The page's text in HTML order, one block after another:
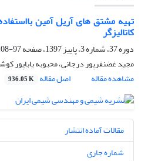
تهیه مشتق های آریل آمین
کاتالیزگر
دوره 37، شماره 3، پاییز 1397، صفحه
97-108
مجید غضنفرپور درجانی، محبوبه باباپور
مشاهده مقاله
اصل مقاله 936.05 K
مقالات آماده انتشار
شماره جاری